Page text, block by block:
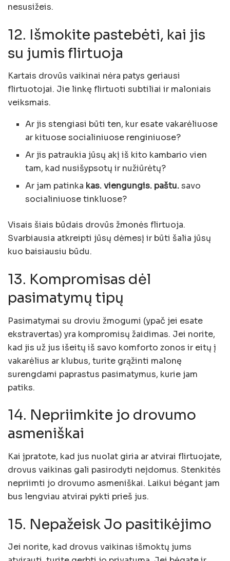
nesusižeis.
12. Išmokite pastebėti, kai jis
su jumis flirtuoja
Kartais drovūs vaikinai nėra patys geriausi
flirtuotojai. Jie linkę flirtuoti subtiliai ir maloniais
veiksmais.
Ar jis stengiasi būti ten, kur esate vakarėliuose
ar kituose socialiniuose renginiuose?
Ar jis patraukia jūsų akį iš kito kambario vien
tam, kad nusišypsotų ir nužiūrėtų?
Ar jam patinka kas. viengungis. paštu.savo
socialiniuose tinkluose?
Visais šiais būdais drovūs žmonės flirtuoja.
Svarbiausia atkreipti jūsų dėmesį ir būti šalia jūsų
kuo baisiausiu būdu.
13. Kompromisas dėl
pasimatymų tipų
Pasimatymai su droviu žmogumi (ypač jei esate
ekstravertas) yra kompromisų žaidimas. Jei norite,
kad jis už jus išeitų iš savo komforto zonos ir eitų į
vakarėlius ar klubus, turite grąžinti malonę
surengdami paprastus pasimatymus, kurie jam
patiks.
14. Nepriimkite jo drovumo
asmeniškai
Kai įpratote, kad jus nuolat giria ar atvirai flirtuojate,
drovus vaikinas gali pasirodyti neįdomus. Stenkitės
nepriimti jo drovumo asmeniškai. Laikui bėgant jam
bus lengviau atvirai pykti prieš jus.
15. Nepažeisk Jo pasitikėjimo
Jei norite, kad drovus vaikinas išmoktų jums